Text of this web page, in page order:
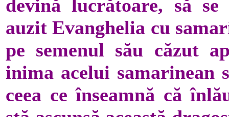
devină lucrătoare, să
auzit Evanghelia cu
pe semenul său căzut
inima acelui samarinean
ceea ce înseamnă că